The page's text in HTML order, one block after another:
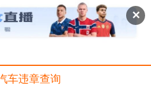
✕
车违章查询